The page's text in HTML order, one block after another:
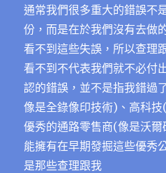
通常我們很多重大的錯誤不
份，而是在於我們沒有去做
看不到這些失誤，所以查理
看不到不代表我們就不必付
認的錯誤，並不是指我錯過
像是全錄像印技術)、高科
優秀的通路零售商(像是沃
能擁有在早期發掘這些優秀
是那些查理跟我